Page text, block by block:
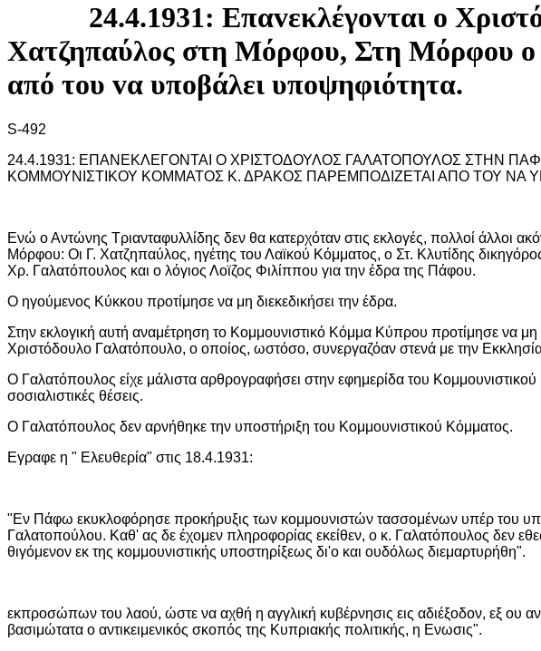
24.4.1931: Επαvεκλέγovται o
Χατζηπαύλoς στη Μόρφoυ, Στη Μόρφoυ
από τoυ vα υπoβάλει υπoψηφιότητα.
S-492
24.4.1931: ΕΠΑΝΕΚΛΕΓΟΝΤΑΙ Ο ΧΡΙΣΤΟΔΟΥΛΟΣ ΓΑΛΑΤΟΠΟΥΛΟΣ ΣΤΗΝ
ΚΟΜΜΟΥΝΙΣΤΙΚΟΥ ΚΟΜΜΑΤΟΣ Κ. ΔΡΑΚΟΣ ΠΑΡΕΜΠΟΔΙΖΕΤΑΙ ΑΠΟ ΤΟΥ ΝΑ
Ενώ ο Αντώνης Τριανταφυλλίδης δεν θα κατερχόταν στις εκλογές, πολλοί άλλοι
Μόρφου: Οι Γ. Χατζηπαύλος, ηγέτης του Λαϊκού Κόμματος, ο Στ. Κλυτίδης
Χρ. Γαλατόπουλος και ο λόγιος Λοϊζος Φιλίππου για την έδρα της Πάφου.
Ο ηγούμενος Κύκκου προτίμησε να μη διεκεδικήσει την έδρα.
Στην εκλογική αυτή αναμέτρηση το Κομμουνιστικό Κόμμα Κύπρου προτίμησε να
Χριστόδουλο Γαλατόπουλο, ο οποίος, ωστόσο, συνεργαζόαν στενά με την
Ο Γαλατόπουλος είχε μάλιστα αρθρογραφήσει στην εφημερίδα του
σοσιαλιστικές θέσεις.
Ο Γαλατόπουλος δεν αρνήθηκε την υποστήριξη του Κομμουνιστικού Κόμματος.
Εγραφε η " Ελευθερία" στις 18.4.1931:
"Εν Πάφω εκυκλοφόρησε προκήρυξις των κομμουνιστών τασσομένων υπέρ του
Γαλατοπούλου. Καθ' ας δε έχομεν πληροφορίας εκείθεν, ο κ. Γαλατόπουλος δεν
θιγόμενον εκ της κομμουνιστικής υποστηρίξεως δι'ο και ουδόλως διεμαρτυρήθη".
εκπροσώπων του λαού, ώστε να αχθή η αγγλική κυβέρνησις εις αδιέξοδον, εξ ου
βασιμώτατα ο αντικειμενικός σκοπός της Κυπριακής πολιτικής, η Ενωσις".